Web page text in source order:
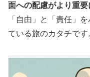
面への配慮がより重
「自由」と「責任」
ている旅のカタチです